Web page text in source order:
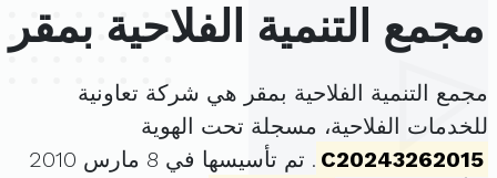
مجمع التنمية الفلاحية بمقر
مجمع التنمية الفلاحية بمقر هي شركة تعاونية
للخدمات الفلاحية، مسجلة تحت الهوية
C20243262015
. تم تأسيسها في 8 مارس 2010